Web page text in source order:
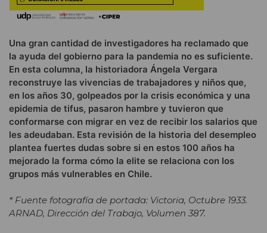
Una gran cantidad de investigadores ha reclamado que
la ayuda del gobierno para la pandemia no es suficiente.
En esta columna, la historiadora Ángela Vergara
reconstruye las vivencias de trabajadores y niños que,
en los años 30, golpeados por la crisis económica y una
epidemia de tifus, pasaron hambre y tuvieron que
conformarse con migrar en vez de recibir los salarios que
les adeudaban. Esta revisión de la historia del desempleo
plantea fuertes dudas sobre si en estos 100 años ha
mejorado la forma cómo la elite se relaciona con los
grupos más vulnerables en Chile.
* Fuente fotografía de portada: Victoria, Octubre 1933.
ARNAD, Dirección del Trabajo, Volumen 387.